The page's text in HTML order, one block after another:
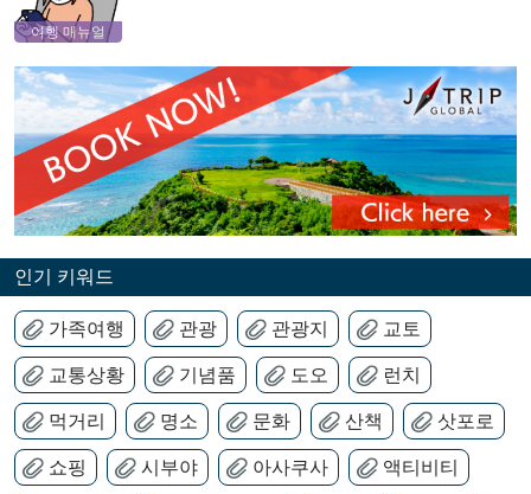
여행 매뉴얼
인기 키워드
가족여행 관광 관광지 교토
교통상황 기념품 도오 런치
먹거리 명소 문화 산책 삿포로
쇼핑 시부야 아사쿠사 액티비티